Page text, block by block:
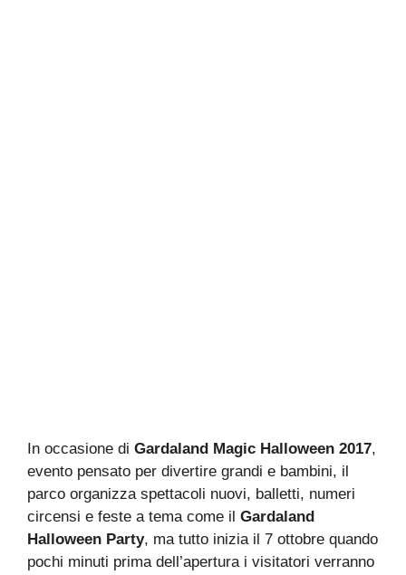
In occasione di Gardaland Magic Halloween 2017,
evento pensato per divertire grandi e bambini, il
parco organizza spettacoli nuovi, balletti, numeri
circensi e feste a tema come il Gardaland
Halloween Party, ma tutto inizia il 7 ottobre quando
pochi minuti prima dell’apertura i visitatori verranno